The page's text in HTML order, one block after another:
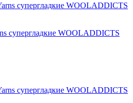
супергладкие WOOLADDICTS